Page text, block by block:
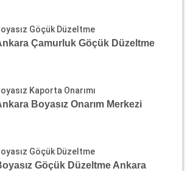
Göçük Düzeltme
Çamurluk Göçük Düzeltme
Kaporta Onarımı
Boyasız Onarım Merkezi
Göçük Düzeltme
Göçük Düzeltme Ankara